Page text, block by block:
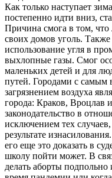
Как только наступает
постепенно идти вниз,
Причина смога в том,
своих домов уголь.
использование угля в
выхлопные газы. Смог
маленьких детей и для
путей. Городами с самым
загрязнением воздуха
города: Краков, Вроцлав
законодательство в
исключением тех
результате
его еще это доказать в
школу пойти может. В
делать аборты